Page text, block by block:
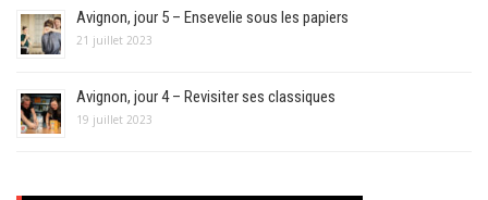
Avignon, jour 5 – Ensevelie sous les papiers
21 juillet 2023
Avignon, jour 4 – Revisiter ses classiques
19 juillet 2023